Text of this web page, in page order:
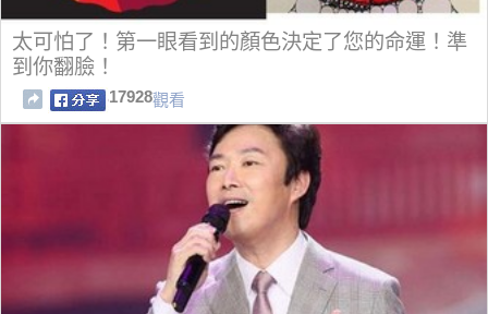
太可怕了！第一眼看到的顏色決定了您的命運！準
到你翻臉！
17928觀看